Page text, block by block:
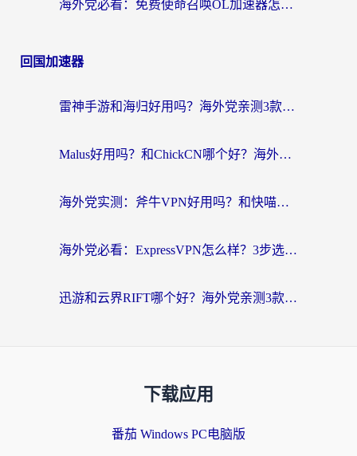
海外党必看：免费使命召唤OL加速器怎么选？3个国服游戏加速痛点一次性解决
回国加速器
雷神手游和海归好用吗？海外党亲测3款热门回国加速器+番茄加速器深度体验
Malus好用吗？和ChickCN哪个好？海外党亲测：选对回国加速器，追剧游戏不卡顿
海外党实测：斧牛VPN好用吗？和快喵VPN对比哪个回国效果更好？附3款热门加速器深度分析
海外党必看：ExpressVPN怎么样？3步选对回国加速器，无缝刷国内剧玩手游
迅游和云界RIFT哪个好？海外党亲测3款回国加速器，教你无缝刷国内剧玩游戏
下载应用
番茄 Windows PC电脑版